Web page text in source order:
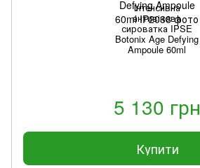
Інтенсивна
антивікова
сироватка IPSE
Botonix Age Defying
Ampoule 60ml
5 130 грн
Купити